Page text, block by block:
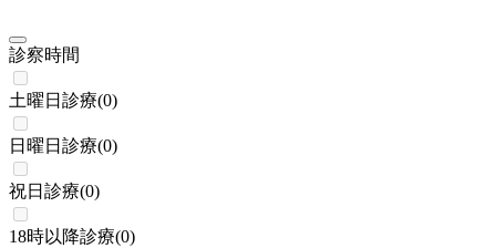
診察時間
土曜日診療(0)
日曜日診療(0)
祝日診療(0)
18時以降診療(0)